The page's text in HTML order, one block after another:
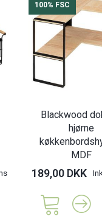
100% FSC
Blackwood
hjørne
MDF
189,00 DKK